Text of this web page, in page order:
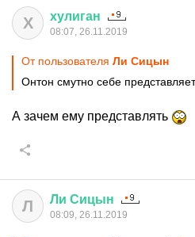
Х хулиган
08:07, 26.11.2019
От пользователя Ли Сицын
Онтон смутно себе
А зачем ему представлять
Л Ли Сицын
08:09, 26.11.2019